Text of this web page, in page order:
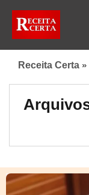
Receita Certa »